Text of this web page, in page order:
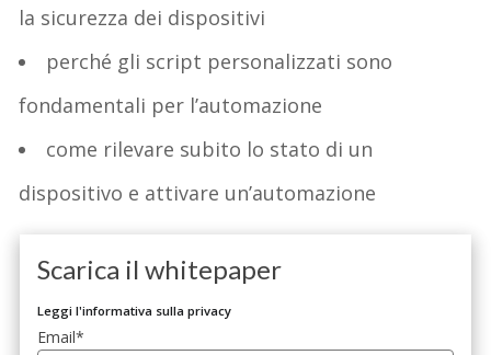
la sicurezza dei dispositivi
perché gli script personalizzati sono
fondamentali per l’automazione
come rilevare subito lo stato di un
dispositivo e attivare un’automazione
Scarica il whitepaper
Leggi l'informativa sulla privacy
Email*